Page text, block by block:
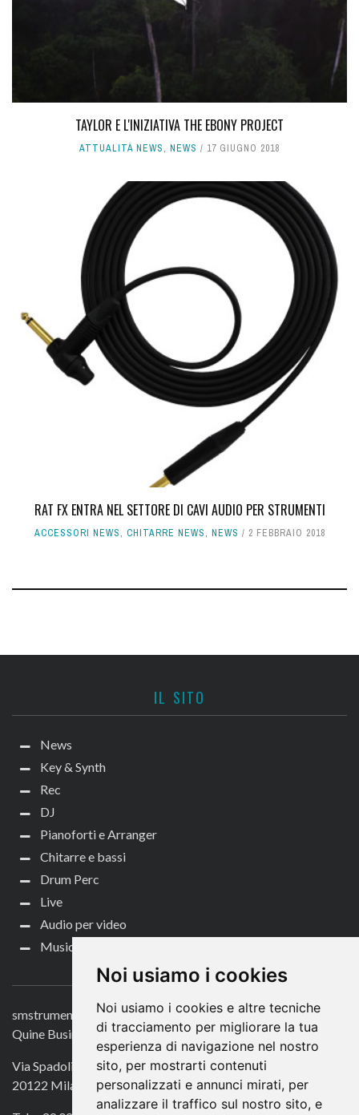
Noi usiamo i cookies
Noi usiamo i cookies e altre tecniche
di tracciamento per migliorare la tua
esperienza di navigazione nel nostro
sito, per mostrarti contenuti
personalizzati e annunci mirati, per
analizzare il traffico sul nostro sito, e
TAYLOR E L'INIZIATIVA THE EBONY PROJECT
ATTUALITÀ NEWS, NEWS 17 GIUGNO 2018
RAT FX ENTRA NEL SETTORE DI CAVI AUDIO PER STRUMENTI
ACCESSORI NEWS, CHITARRE NEWS, NEWS 2 FEBBRAIO 2018
IL SITO
News
Key & Synth
Rec
DJ
Pianoforti e Arranger
Chitarre e bassi
Drum Perc
Live
Audio per video
Music Life
CONTATTACI
smstrumentimusicali.it
Quine Business Publisher
Via Spadolini 7
20122 Milano